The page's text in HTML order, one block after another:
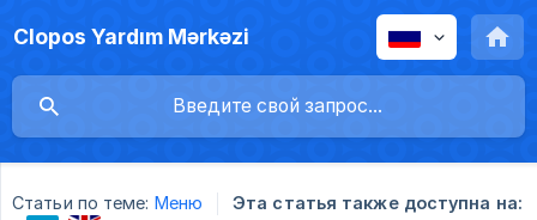
Clopos Yardım Mərkəzi
Статьи по теме: Меню Эта статья также доступна на: